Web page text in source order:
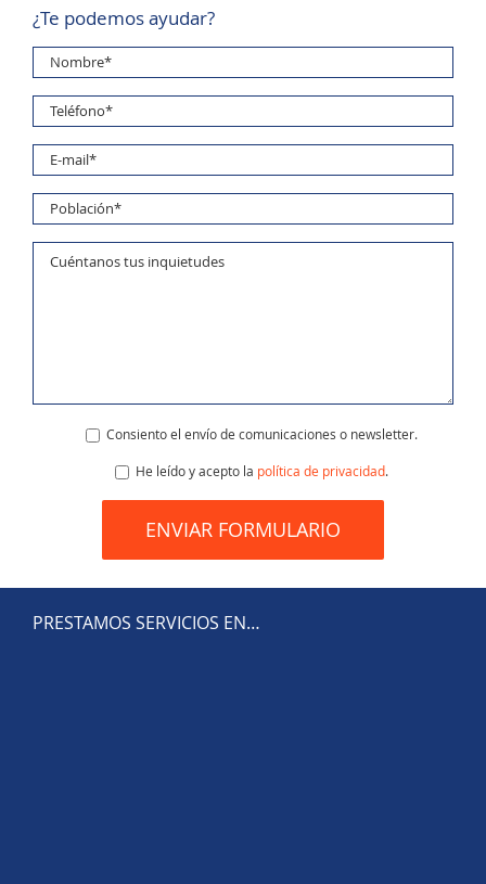
¿Te podemos ayudar?
Consiento el envío de comunicaciones o newsletter.
He leído y acepto la política de privacidad.
PRESTAMOS SERVICIOS EN…